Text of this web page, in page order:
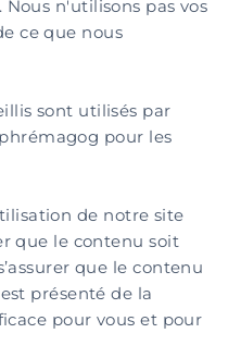
n'utilisons pas vos
ce que nous
sont utilisés par
pour les
de notre site
que le contenu soit
que le contenu
présenté de la
pour vous et pour